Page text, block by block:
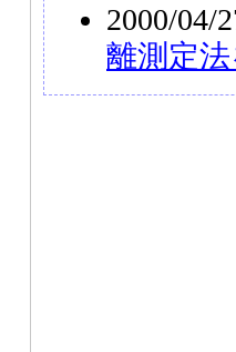
2000/04/
離測定法